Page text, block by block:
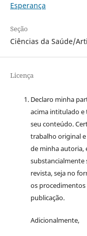
Esperança
Seção
Ciências da Saúde/
Licença
Declaro minha
acima intitulado
seu conteúdo.
trabalho original
de minha autoria,
substancialmente
revista, seja no
os
publicação.
Adicionalmente,